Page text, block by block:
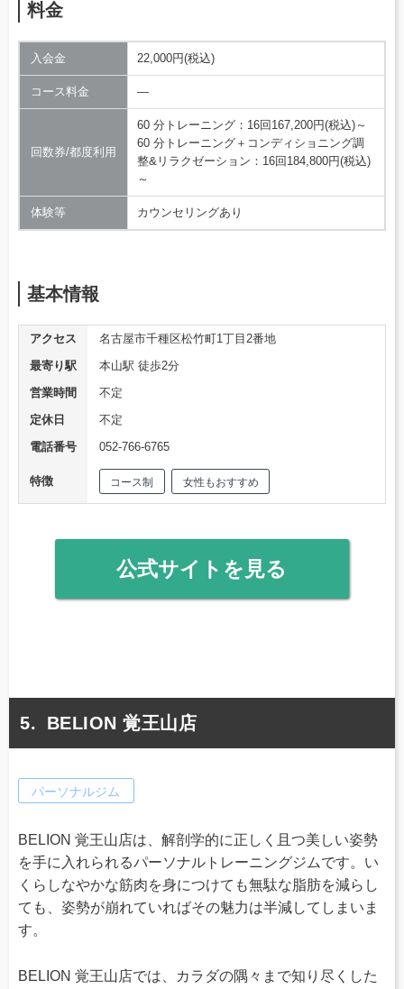
料金
入会金 22,000円(税込)
コース料金 ―
回数券/都度利用
60 分トレーニング：16回167,200円(税込)～
60 分トレーニング＋コンディショニング調
整&リラクゼーション：16回184,800円(税込)
～
体験等 カウンセリングあり
基本情報
アクセス
名古屋市千種区松⽵町1丁⽬2番地
最寄り駅
本山駅 徒歩2分
営業時間
不定
定休日
不定
電話番号
052-766-6765
特徴 コース制 女性もおすすめ
公式サイトを見る
BELION 覚王山店
パーソナルジム
BELION 覚王山店は、解剖学的に正しく且つ美しい姿勢
を手に入れられるパーソナルトレーニングジムです。い
くらしなやかな筋肉を身につけても無駄な脂肪を減らし
ても、姿勢が崩れていればその魅力は半減してしまいま
す。
BELION 覚王山店では、カラダの隅々まで知り尽くした